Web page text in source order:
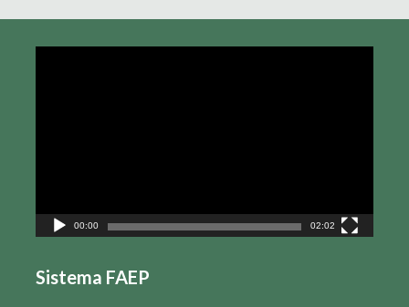
00:00 02:02
Sistema FAEP